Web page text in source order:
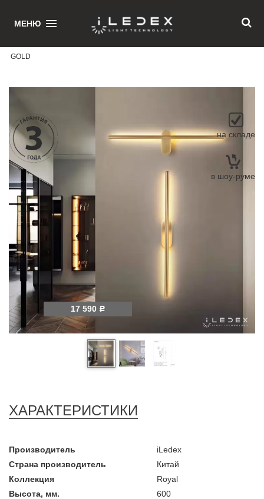
МЕНЮ
GOLD
на складе
в шоу-руме
17 590 Р
ХАРАКТЕРИСТИКИ
Производитель
iLedex
Страна производитель
Китай
Коллекция
Royal
Высота, мм.
600